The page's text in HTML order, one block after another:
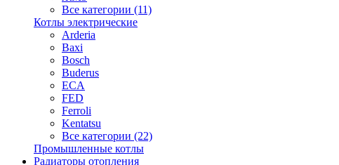
Все категории (11)
Котлы электрические
Arderia
Baxi
Bosch
Buderus
ECA
FED
Ferroli
Kentatsu
Все категории (22)
Промышленные котлы
Радиаторы отопления